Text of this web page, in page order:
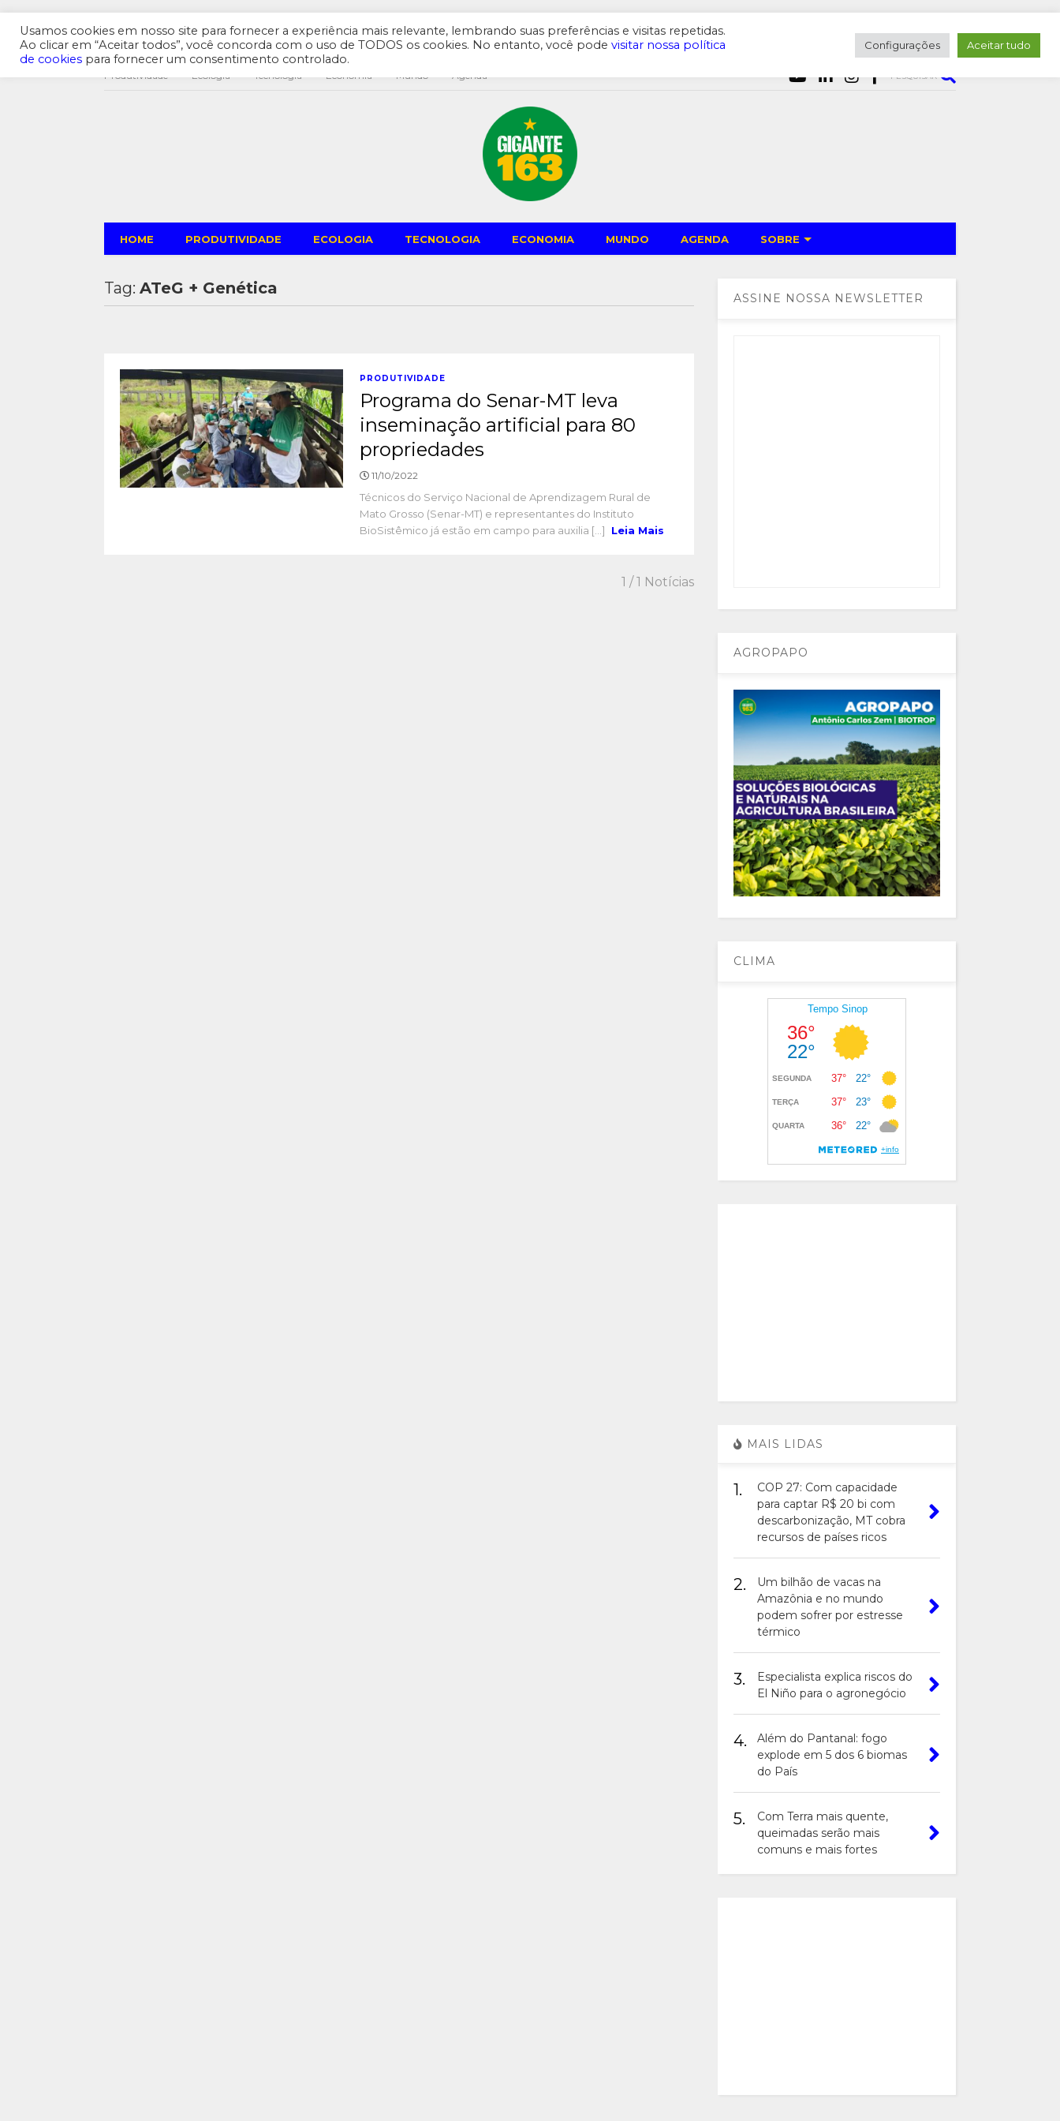
Produtividade Ecologia Tecnologia Economia Mundo Agenda PESQUISAR
HOME PRODUTIVIDADE ECOLOGIA TECNOLOGIA ECONOMIA MUNDO AGENDA SOBRE
Tag: ATeG + Genética
PRODUTIVIDADE
Programa do Senar-MT leva
inseminação artificial para 80
propriedades
11/10/2022
Técnicos do Serviço Nacional de Aprendizagem Rural de
Mato Grosso (Senar-MT) e representantes do Instituto
BioSistêmico já estão em campo para auxilia [...]
Leia Mais
1 / 1 Notícias
ASSINE NOSSA NEWSLETTER
AGROPAPO
CLIMA
MAIS LIDAS
1.
COP 27: Com capacidade
para captar R$ 20 bi com
descarbonização, MT cobra
recursos de países ricos
2.
Um bilhão de vacas na
Amazônia e no mundo
podem sofrer por estresse
térmico
3.
Especialista explica riscos do
El Niño para o agronegócio
4.
Além do Pantanal: fogo
explode em 5 dos 6 biomas
do País
5.
Com Terra mais quente,
queimadas serão mais
comuns e mais fortes
Usamos cookies em nosso site para fornecer a experiência mais relevante, lembrando suas preferências e visitas repetidas.
Ao clicar em “Aceitar todos”, você concorda com o uso de TODOS os cookies. No entanto, você pode visitar nossa política
de cookies para fornecer um consentimento controlado.
Configurações Aceitar tudo